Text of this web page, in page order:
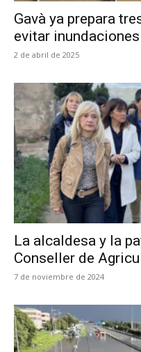
Gavà ya prepara
evitar
2 de abril de 2025
La alcaldesa y la
Conseller de
7 de noviembre de 2024